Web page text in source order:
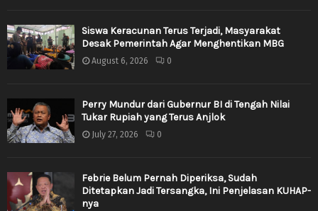
Siswa Keracunan Terus Terjadi, Masyarakat
Desak Pemerintah Agar Menghentikan MBG
August 6, 2026 0
Perry Mundur dari Gubernur BI di Tengah Nilai
Tukar Rupiah yang Terus Anjlok
July 27, 2026 0
Febrie Belum Pernah Diperiksa, Sudah
Ditetapkan Jadi Tersangka, Ini Penjelasan KUHAP-
nya